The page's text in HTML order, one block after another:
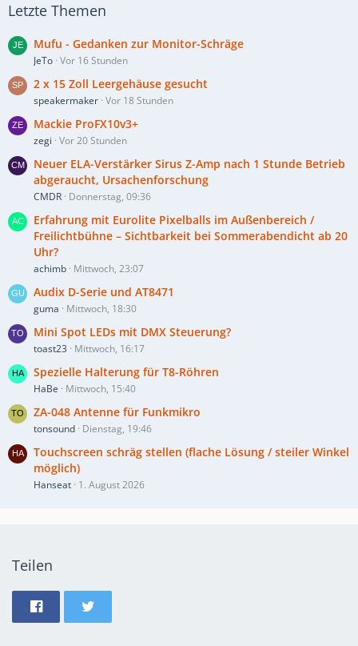
Letzte Themen
Mufu - Gedanken zur Monitor-Schräge
JeTo Vor 16 Stunden
2 x 15 Zoll Leergehäuse gesucht
speakermaker Vor 18 Stunden
Mackie ProFX10v3+
zegi Vor 20 Stunden
Neuer ELA-Verstärker Sirus Z-Amp nach 1 Stunde Betrieb
abgeraucht, Ursachenforschung
CMDR Donnerstag, 09:36
Erfahrung mit Eurolite Pixelballs im Außenbereich /
Freilichtbühne – Sichtbarkeit bei Sommerabendicht ab 20
Uhr?
achimb Mittwoch, 23:07
Audix D-Serie und AT8471
guma Mittwoch, 18:30
Mini Spot LEDs mit DMX Steuerung?
toast23 Mittwoch, 16:17
Spezielle Halterung für T8-Röhren
HaBe Mittwoch, 15:40
ZA-048 Antenne für Funkmikro
tonsound Dienstag, 19:46
Touchscreen schräg stellen (flache Lösung / steiler Winkel
möglich)
Hanseat 1. August 2026
Teilen